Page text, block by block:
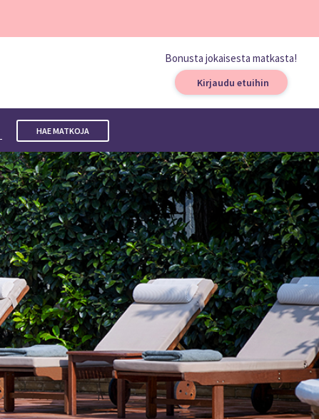
Bonusta jokaisesta matkasta!
Kirjaudu etuihin
HAE MATKOJA